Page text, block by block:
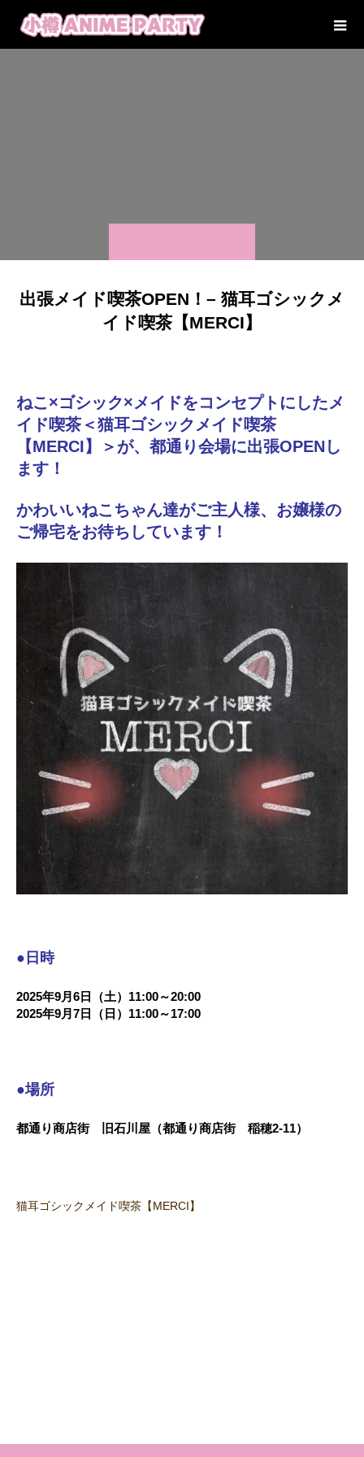
出張メイド喫茶OPEN！– 猫耳ゴシックメ
イド喫茶【MERCI】
ねこ×ゴシック×メイドをコンセプトにしたメ
イド喫茶＜猫耳ゴシックメイド喫茶
【MERCI】＞が、都通り会場に出張OPENし
ます！
かわいいねこちゃん達がご主人様、お嬢様の
ご帰宅をお待ちしています！
●日時
2025年9月6日（土）11:00～20:00
2025年9月7日（日）11:00～17:00
●場所
都通り商店街 旧石川屋（都通り商店街 稲穂2-11）
猫耳ゴシックメイド喫茶【MERCI】